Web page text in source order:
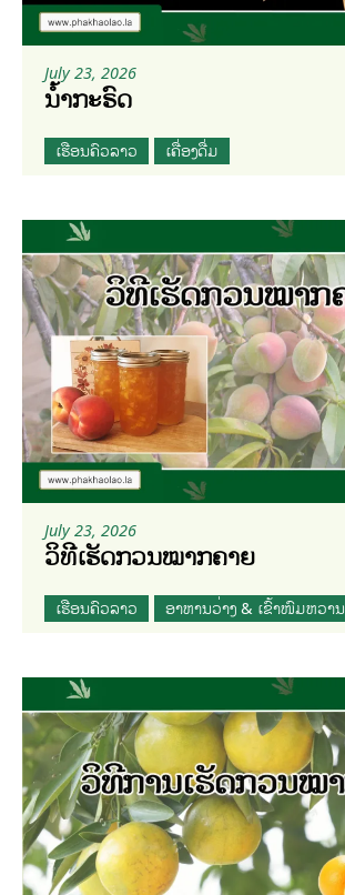
July 23, 2026
ນ້ຳກະຣົດ
ເຮືອນຄົວລາວ ເຄື່ອງດື່ມ
July 23, 2026
ວິທີເຮັດກວນໝາກຄາຍ
ເຮືອນຄົວລາວ ອາຫານວ່າງ & ເຂົ້າໜົມຫວານ